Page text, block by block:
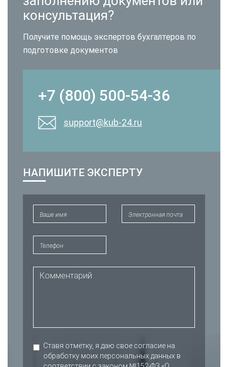
консультация?
Получите помощь экспертов бухгалтеров по
подготовке документов
+7 (800) 500-54-36
support@kub-24.ru
НАПИШИТЕ ЭКСПЕРТУ
Ставя отметку, я даю свое согласие на
обработку моих персональных данных в